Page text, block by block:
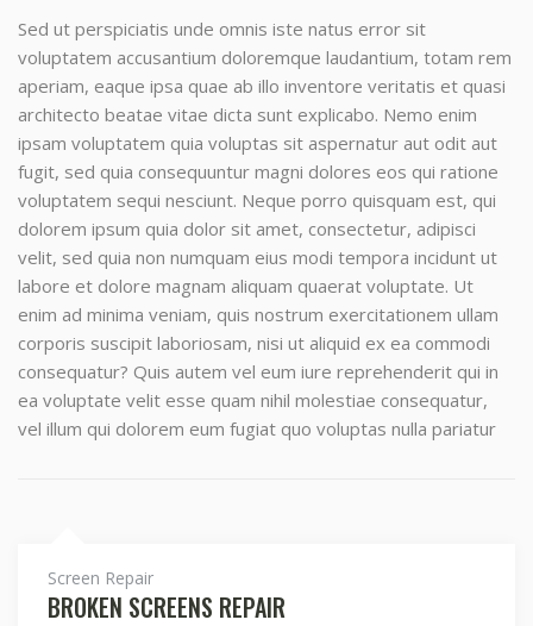
Sed ut perspiciatis unde omnis iste natus error sit
voluptatem accusantium doloremque laudantium, totam rem
aperiam, eaque ipsa quae ab illo inventore veritatis et quasi
architecto beatae vitae dicta sunt explicabo. Nemo enim
ipsam voluptatem quia voluptas sit aspernatur aut odit aut
fugit, sed quia consequuntur magni dolores eos qui ratione
voluptatem sequi nesciunt. Neque porro quisquam est, qui
dolorem ipsum quia dolor sit amet, consectetur, adipisci
velit, sed quia non numquam eius modi tempora incidunt ut
labore et dolore magnam aliquam quaerat voluptate. Ut
enim ad minima veniam, quis nostrum exercitationem ullam
corporis suscipit laboriosam, nisi ut aliquid ex ea commodi
consequatur? Quis autem vel eum iure reprehenderit qui in
ea voluptate velit esse quam nihil molestiae consequatur,
vel illum qui dolorem eum fugiat quo voluptas nulla pariatur
Screen Repair
BROKEN SCREENS REPAIR